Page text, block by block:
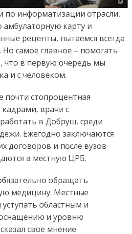
по информатизации отрасли,
амбулаторную карту и
рецепты, пытаемся всегда
самое главное – помогать
что в первую очередь мы
и с человеком.
почти стопроцентная
врачи с
в Добруш, среди
Ежегодно заключаются
договоров и после вузов
в местную ЦРБ.
обращать
медицину. Местные
областным и
и уровню
свое мнение